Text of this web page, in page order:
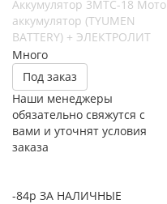
Аккумулятор 3МТС-18 Мото
аккумулятор (TYUMEN
BATTERY) + ЭЛЕКТРОЛИТ
Много
Под заказ
Наши менеджеры
обязательно свяжутся с
вами и уточнят условия
заказа
-84р ЗА НАЛИЧНЫЕ